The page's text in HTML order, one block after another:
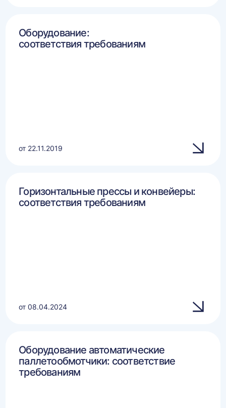
Оборудование:
соответствия требованиям
от 22.11.2019
Горизонтальные прессы и конвейеры:
соответствия требованиям
от 08.04.2024
Оборудование автоматические
паллетообмотчики: соответствие
требованиям